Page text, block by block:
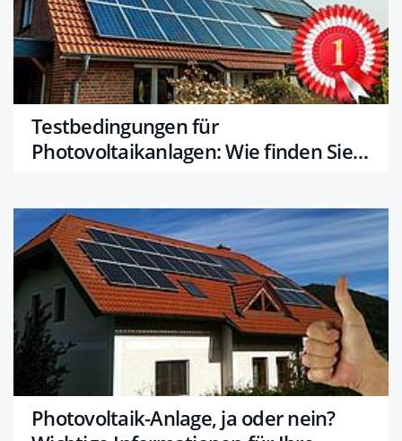
Testbedingungen für
Photovoltaikanlagen: Wie finden Sie
Photovoltaik-Anlage, ja oder nein?